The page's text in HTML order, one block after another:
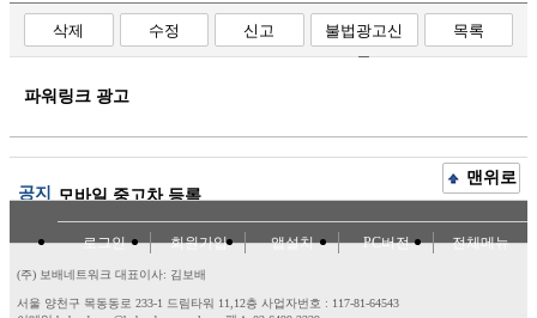
삭제 수정 신고
불법광고신
고
목록
파워링크 광고
공지 모바일 중고차 등록
맨위로
로그인 회원가입 앱설치 PC버전 전체메뉴
(주) 보배네트워크 대표이사: 김보배
서울 양천구 목동동로 233-1 드림타워 11,12층 사업자번호 : 117-81-64543